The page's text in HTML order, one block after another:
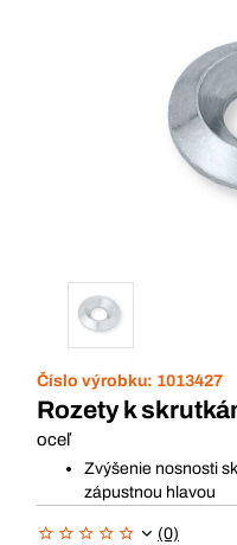
Číslo výrobku: 1013427
Rozety k
oceľ
Zvýšenie nosnosti
zápustnou hlavou
(0)